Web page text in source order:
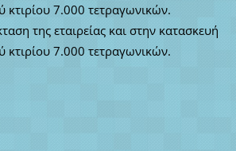
κτιρίου 7.000 τετραγωνικών.
της εταιρείας και στην κατασκευή
κτιρίου 7.000 τετραγωνικών.